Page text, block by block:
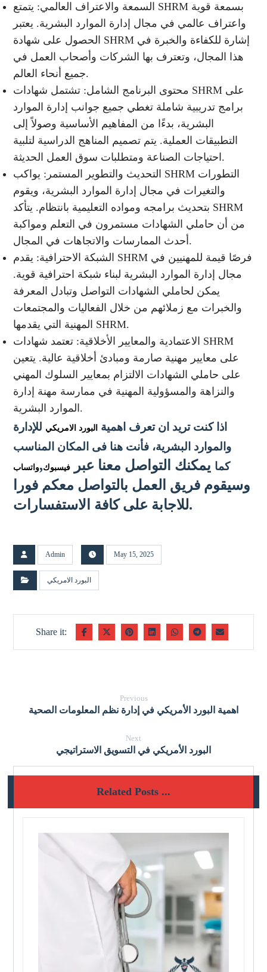
السمعة والاعتراف العالمي: يتمتع SHRM بسمعة قوية
واعتراف عالمي في مجال إدارة الموارد البشرية. يعتبر
الحصول على شهادة SHRM إشارة للكفاءة والخبرة في
هذا المجال، وتعترف بها الشركات وأصحاب العمل في
جميع أنحاء العالم.
محتوى البرنامج الشامل: تشتمل شهادات SHRM على
برامج تدريبية شاملة تغطي جميع جوانب إدارة الموارد
البشرية، بدءًا من المفاهيم الأساسية وصولاً إلى
التطبيقات العملية. يتم تصميم المناهج الدراسية لتلبية
احتياجات الصناعة ومتطلبات سوق العمل الحديثة.
التحديث والتطوير المستمر: يواكب SHRM التطورات
والتغيرات في مجال إدارة الموارد البشرية، ويقوم
بتحديث برامجه ومواده التعليمية بانتظام. يتأكد SHRM
من أن حاملي الشهادات مستمرون في التعلم ومواكبة
أحدث الممارسات والاتجاهات في المجال.
الشبكة الاحترافية: يقدم SHRM فرصًا قيمة للمهنيين في
مجال إدارة الموارد البشرية لبناء شبكة احترافية قوية.
يمكن لحاملي الشهادات التواصل وتبادل المعرفة
والخبرات مع زملائهم من خلال الفعاليات والمجتمعات
المهنية التي يقدمها SHRM.
الاعتمادية والمعايير الأخلاقية: تعتمد شهادات SHRM
على معايير مهنية صارمة ومبادئ أخلاقية عالية. يتعين
على حاملي الشهادات الالتزام بمعايير السلوك المهني
والنزاهة والمسؤولية المهنية في ممارسة مهنة إدارة
الموارد البشرية.
اذا كنت تريد ان تعرف اهمية البورد الامريكي للإدارة
والموارد البشرية، فأنت هنا فى المكان المناسب
كما يمكنك التواصل معنا عبر فيسبوك,واتساب
وسيقوم فريق العمل بالتواصل معكم فورا
للاجابة على كافة الاستفسارات.
Admin May 15, 2025
البورد الامريكي
Previous
اهمية البورد الأمريكي في إدارة نظم المعلومات الصحية
Next
البورد الأمريكي في التسويق الاستراتيجي
Related Posts ...